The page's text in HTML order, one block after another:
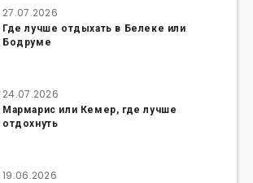
27.07.2026
Где лучше отдыхать в Белеке или
Бодруме
24.07.2026
Мармарис или Кемер, где лучше
отдохнуть
19.06.2026